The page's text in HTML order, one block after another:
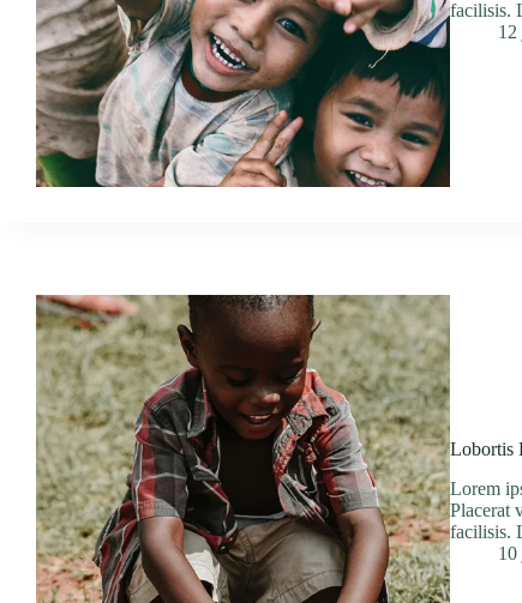
facilisis.
12
Lobortis
Lorem
Placerat
facilisis.
10